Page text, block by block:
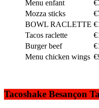
Menu enfant
Mozza sticks
BOWL RACLETTE
Tacos raclette
Burger beef
Menu chicken wings
Tacoshake Besançon